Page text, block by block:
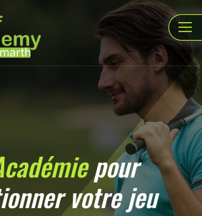
pour
votre jeu